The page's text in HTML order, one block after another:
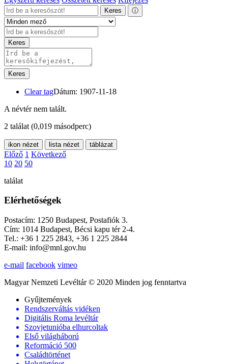
Keres ⓘ
Keres
Keres
Clear tagDátum: 1907-11-18
A névtér nem talált.
2 találat (0,019 másodperc)
ikon nézet lista nézet táblázat
Előző 1 Következő
10 20 50
találat
Elérhetőségek
Postacím: 1250 Budapest, Postafiók 3.
Cím: 1014 Budapest, Bécsi kapu tér 2-4.
Tel.: +36 1 225 2843, +36 1 225 2844
E-mail: info@mnl.gov.hu
e-mail facebook vimeo
Magyar Nemzeti Levéltár © 2020 Minden jog fenntartva
Gyűjtemények
Rendszerváltás vidéken
Digitális Roma levéltár
Szovjetunióba elhurcoltak
Első világháború
Reformáció 500
Családtörténet